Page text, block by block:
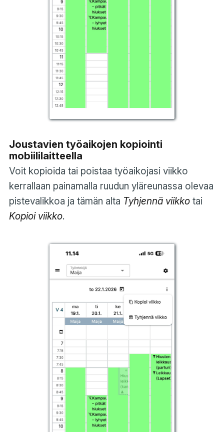
Joustavien työaikojen kopiointi
mobiililaitteella
Voit kopioida tai poistaa työaikojasi viikko
kerrallaan painamalla ruudun yläreunassa olevaa
pistevalikkoa ja tämän alta Tyhjennä viikkotai
Kopioi viikko.